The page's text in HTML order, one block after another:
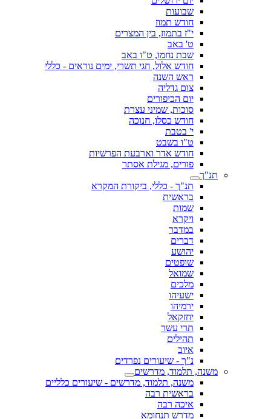
שבועות
חודש תמוז
י"ז בתמוז, בין המצרים
ט' באב
שבת נחמו, ט"ו באב
חודש אלול, חגי תשרי, ימים נוראים - כללי
ראש השנה
צום גדליה
יום הכיפורים
סוכות, שמיני עצרת
חודש כסלו, חנוכה
י' בטבת
ט"ו בשבט
חודש אדר וארבעת הפרשיות
פורים, מגילת אסתר
תנ"ך
תנ"ך - כללי, ביקורת המקרא
בראשית
שמות
ויקרא
במדבר
דברים
יהושע
שופטים
שמואל
מלכים
ישעיהו
ירמיהו
יחזקאל
תרי עשר
תהילים
איוב
נ"ך - שיעורים נפרדים
משנה, תלמוד, מדרשים
משנה, תלמוד, מדרשים - שיעורים כלליים
בראשית רבה
איכה רבה
מדרש תנחומא